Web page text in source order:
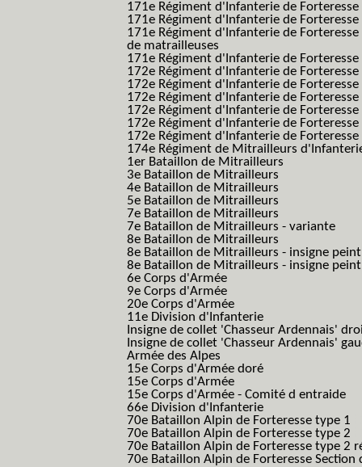
171e Régiment d'Infanterie de Forteresse
171e Régiment d'Infanterie de
171e Régiment d'Infanterie de
de matrailleuses
171e Régiment d'Infanterie de
172e Régiment d'Infanterie de Forteresse
172e Régiment d'Infanterie de Forteresse
172e Régiment d'Infanterie de
172e Régiment d'Infanterie de
172e Régiment d'Infanterie de
172e Régiment d'Infanterie de
174e Régiment de Mitrailleurs
1er Bataillon de Mitrailleurs
3e Bataillon de Mitrailleurs
4e Bataillon de Mitrailleurs
5e Bataillon de Mitrailleurs
7e Bataillon de Mitrailleurs
7e Bataillon de Mitrailleurs - variante
8e Bataillon de Mitrailleurs
8e Bataillon de Mitrailleurs - insigne peint
8e Bataillon de Mitrailleurs - insigne
6e Corps d'Armée
9e Corps d'Armée
20e Corps d'Armée
11e Division d'Infanterie
Insigne de collet 'Chasseur Ardennais'
Insigne de collet 'Chasseur Ardennais'
Armée des Alpes
15e Corps d'Armée doré
15e Corps d'Armée
15e Corps d'Armée - Comité d entraide
66e Division d'Infanterie
70e Bataillon Alpin de Forteresse type 1
70e Bataillon Alpin de Forteresse type 2
70e Bataillon Alpin de Forteresse type 2
70e Bataillon Alpin de Forteresse